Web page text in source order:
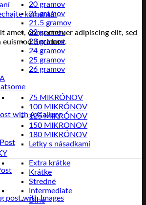
20 gramov
21 gramov
21.5 gramov
22 gramov
23 gramov
24 gramov
25 gramov
26 gramov
75 MIKRÓNOV
100 MIKRÓNOV
125 MIKRÓNOV
150 MIKRONOV
180 MIKRÓNOV
Letky s násadkami
Extra krátke
Krátke
Stredné
Intermediate
Dlhé
komentár
amet, consectetuer adipiscing elit, sed
euismod tincidunt.
with A Gallery
post with Images